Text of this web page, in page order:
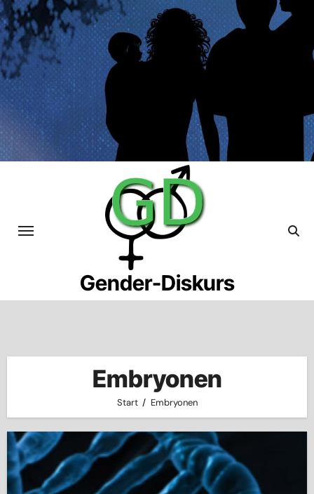
Skip
to
content
Gender-Diskurs
Embryonen
Start Embryonen